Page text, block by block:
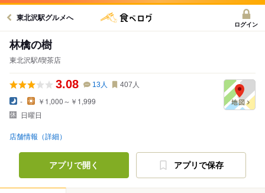
東北沢駅グルメへ
ログイン
林檎の樹
東北沢駅/喫茶店
3.08 13人 407 人
-
￥1,000～￥1,999
日曜日
店舗情報（詳細）
アプリで開く アプリで保存